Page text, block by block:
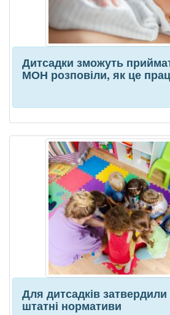
Дитсадки зможуть
МОН розповіли, як це
Для дитсадків затвердили
штатні нормативи